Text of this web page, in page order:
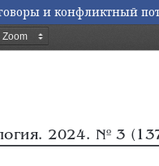
и конфликтный